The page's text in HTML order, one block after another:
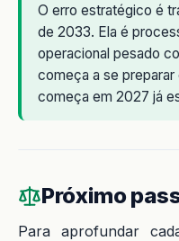
O erro estratégico é
de 2033. Ela é
operacional pesado
começa a se
começa em 2027 já
Próximo
Para aprofundar